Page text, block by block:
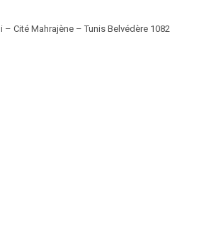
– Cité Mahrajène – Tunis Belvédère 1082